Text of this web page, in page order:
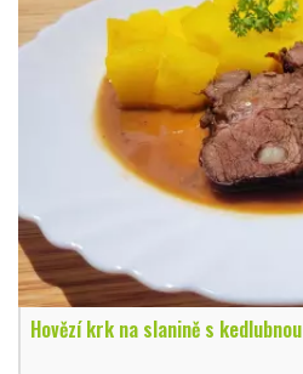
Hovězí krk na slanině s kedlubnou